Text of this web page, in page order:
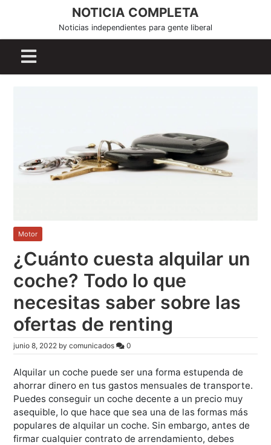
i
NOTICIA COMPLETA
Noticias independientes para gente liberal
Motor
¿Cuánto cuesta alquilar un
coche? Todo lo que
necesitas saber sobre las
ofertas de renting
junio 8, 2022 bycomunicados 0
Alquilar un coche puede ser una forma estupenda de
ahorrar dinero en tus gastos mensuales de transporte.
Puedes conseguir un coche decente a un precio muy
asequible, lo que hace que sea una de las formas más
populares de alquilar un coche. Sin embargo, antes de
firmar cualquier contrato de arrendamiento, debes